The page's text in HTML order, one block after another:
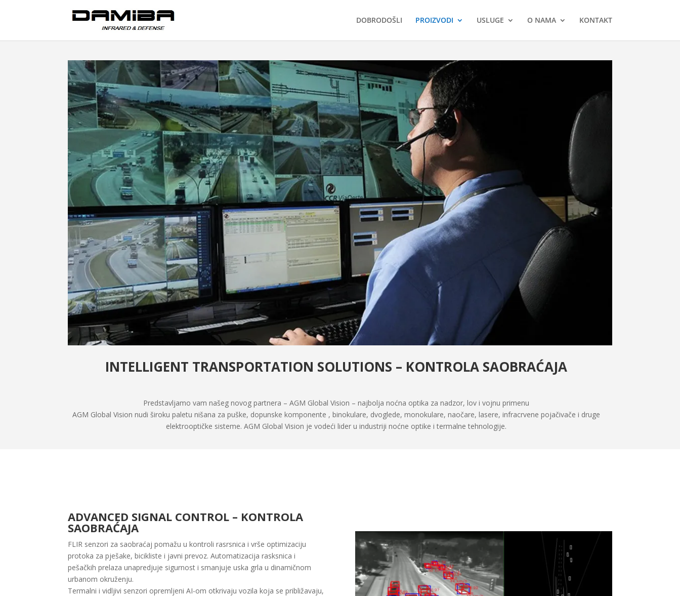
DOBRODOŠLI PROIZVODI USLUGE O NAMA KONTAKT
INTELLIGENT TRANSPORTATION SOLUTIONS – KONTROLA SAOBRAĆAJA
Predstavljamo vam našeg novog partnera – AGM Global Vision – najbolja noćna optika za nadzor, lov i vojnu primenu
AGM Global Vision nudi široku paletu nišana za puške, dopunske komponente , binokulare, dvoglede, monokulare, naočare, lasere, infracrvene pojačivače i druge
elektrooptičke sisteme. AGM Global Vision je vodeći lider u industriji noćne optike i termalne tehnologije.
ADVANCED SIGNAL CONTROL – KONTROLA
SAOBRAĆAJA
FLIR senzori za saobraćaj pomažu u kontroli rasrsnica i vrše optimizaciju
protoka za pješake, bicikliste i javni prevoz. Automatizacija rasksnica i
pešačkih prelaza unapredjuje sigurnost i smanjuje uska grla u dinamičnom
urbanom okruženju.
Termalni i vidljivi senzori opremljeni AI-om otkrivaju vozila koja se približavaju,